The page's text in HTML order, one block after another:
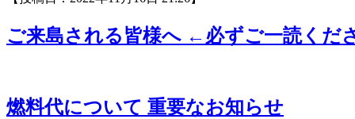
ご来島される皆様へ ←必ずご一読くだ
燃料代について 重要なお知らせ